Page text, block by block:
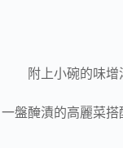
附上小碗的味
一盤醃漬的高麗菜搭